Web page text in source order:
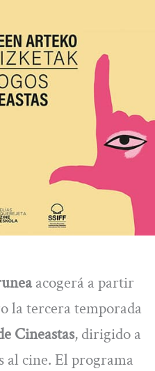
acogerá a partir
la tercera temporada
Cineastas, dirigido a
al cine. El programa